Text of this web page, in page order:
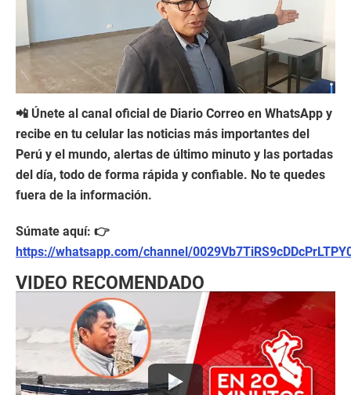
📲 Únete al canal oficial de Diario Correo en WhatsApp y
recibe en tu celular las noticias más importantes del
Perú y el mundo, alertas de último minuto y las portadas
del día, todo de forma rápida y confiable. No te quedes
fuera de la información.
Súmate aquí: 👉
https://whatsapp.com/channel/
VIDEO RECOMENDADO